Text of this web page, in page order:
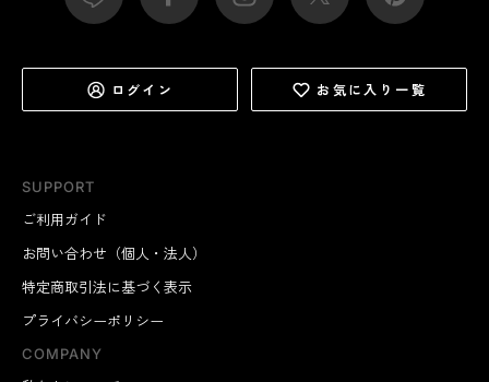
SUPPORT
ご利用ガイド
お問い合わせ（個人・法人）
特定商取引法に基づく表示
プライバシーポリシー
COMPANY
ログイン お気に入り一覧